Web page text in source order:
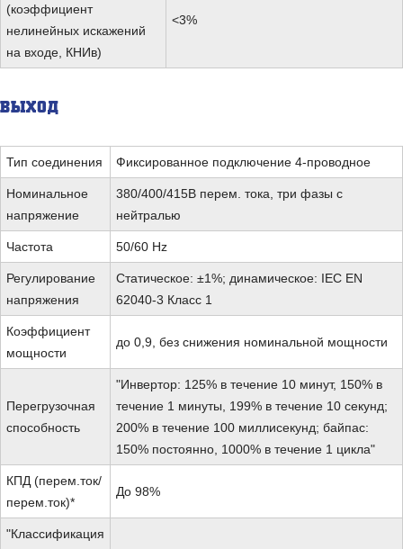
(коэффициент
нелинейных искажений
на входе, КНИв)
<3%
ВЫХОД
Тип соединения Фиксированное подключение 4-проводное
Номинальное
напряжение
380/400/415В перем. тока, три фазы с
нейтралью
Частота 50/60 Hz
Регулирование
напряжения
Статическое: ±1%; динамическое: IEC EN
62040-3 Класс 1
Коэффициент
мощности
до 0,9, без снижения номинальной мощности
Перегрузочная
способность
"Инвертор: 125% в течение 10 минут, 150% в
течение 1 минуты, 199% в течение 10 секунд;
200% в течение 100 миллисекунд; байпас:
150% постоянно, 1000% в течение 1 цикла"
КПД (перем.ток/
перем.ток)*
До 98%
"Классификация